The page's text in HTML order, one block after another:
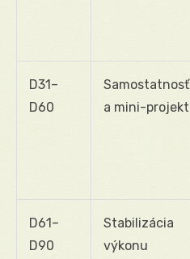
D31–
D60
Samostatnosť
a mini-projekt
D61–
D90
Stabilizácia
výkonu